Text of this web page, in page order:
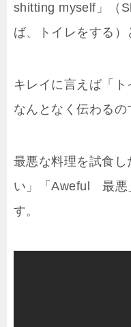
shitting myself」（
ば、トイレをする）
キレイに言えば「
なんとなく伝わる
最悪な料理を試食
い」「Aweful 最悪
す。